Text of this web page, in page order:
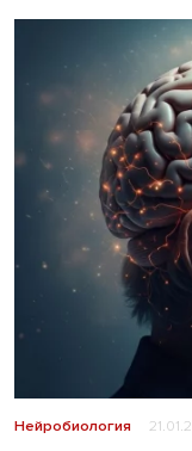
Нейробиология